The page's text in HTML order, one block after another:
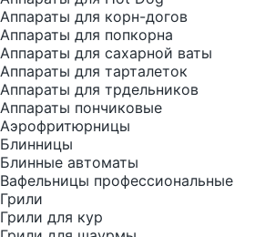
Аппараты для корн-догов
Аппараты для попкорна
Аппараты для сахарной ваты
Аппараты для тарталеток
Аппараты для трдельников
Аппараты пончиковые
Аэрофритюрницы
Блинницы
Блинные автоматы
Вафельницы профессиональные
Грили
Грили для кур